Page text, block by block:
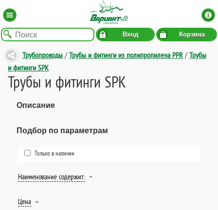
Вход Корзина
Трубопроводы / Трубы и фитинги из полипропилена PPR / Трубы
и фитинги SPK
Трубы и фитинги SPK
Описание
Подбор по параметрам
Только в наличии
Наименование содержит:
Цена